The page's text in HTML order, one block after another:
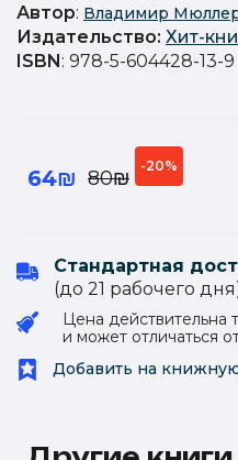
Автор: Владимир
Издательство: Хит-
ISBN: 978-5-604428-13-9
64₪ 80₪
-20%
Стандартная
(до 21 рабочего
Цена действительна
и может отличаться
Добавить на